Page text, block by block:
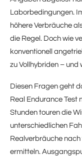
Laborbedingungen.
höhere Verbräuche
die Regel. Doch wie
konventionell
zu Vollhybriden – und
Diesen Fragen geht
Real Endurance Test
Stunden touren die
unterschiedlichen
Realverbräuche nach
ermitteln.